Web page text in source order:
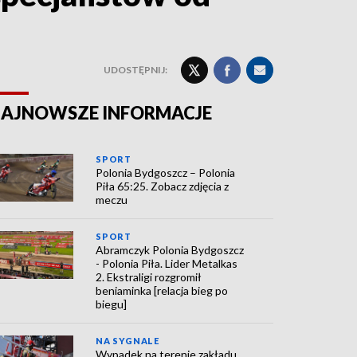
UDOSTĘPNIJ:
INFORMACJE
SPORT
Polonia Bydgoszcz – Polonia
Piła 65:25. Zobacz zdjęcia z
meczu
SPORT
Abramczyk Polonia Bydgoszcz
- Polonia Piła. Lider Metalkas
2. Ekstraligi rozgromił
beniaminka [relacja bieg po
biegu]
NA SYGNALE
Wypadek na terenie zakładu